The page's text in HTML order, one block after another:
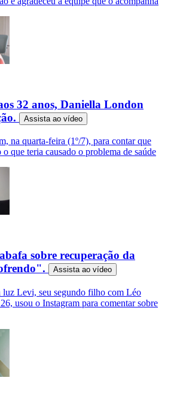
32 anos, Daniella London
Assista ao vídeo
na quarta-feira (1º/7), para contar que
que teria causado o problema de saúde
sobre recuperação da
Assista ao vídeo
luz Levi, seu segundo filho com Léo
usou o Instagram para comentar sobre